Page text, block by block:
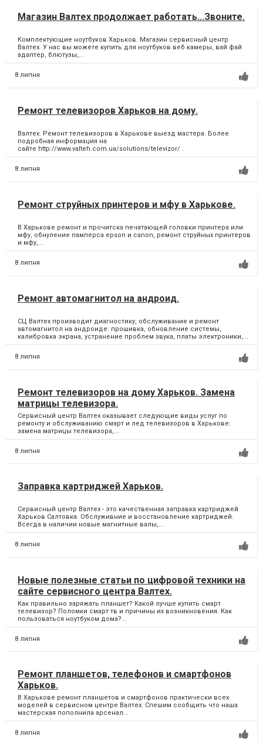
Магазин Валтех продолжает работать...Звоните.
Комплектующие ноутбуков Харьков. Магазин сервисный центр
Валтех. У нас вы можете купить для ноутбуков веб камеры, вай фай
адаптер, блютузы,...
8 липня
Ремонт телевизоров Харьков на дому.
Валтех. Ремонт телевизоров в Харькове выезд мастера. Более
подробная информация на
сайте http://www.valteh.com.ua/solutions/televizor/ .
8 липня
Ремонт струйных принтеров и мфу в Харькове.
В Харькове ремонт и прочитска печатающей головки принтера или
мфу, обнуление памперса epson и canon, ремонт струйных принтеров
и мфу,...
8 липня
Ремонт автомагнитол на андроид.
СЦ Валтех производит диагностику, обслуживание и ремонт
автомагнитол на андроиде: прошивка, обновление системы,
калибровка экрана, устранение проблем звука, платы электроники,...
8 липня
Ремонт телевизоров на дому Харьков. Замена
матрицы телевизора.
Сервисный центр Валтех оказывает следующие виды услуг по
ремонту и обслуживанию смарт и лед телевизоров в Харькове:
замена матрицы телевизора,...
8 липня
Заправка картриджей Харьков.
Сервисный центр Валтех - это качественная заправка картриджей
Харьков Салтовка. Обслуживние и восстановление картриджей.
Всегда в наличии новые магнитные валы,...
8 липня
Новые полезные статьи по цифровой техники на
сайте сервисного центра Валтех.
Как правильно заряжать планшет? Какой лучше купить смарт
телевизор? Поломки смарт тв и причины их возникновения. Как
пользоваться ноутбуком дома?...
8 липня
Ремонт планшетов, телефонов и смартфонов
Харьков.
В Харькове ремонт планшетов и смартфонов практически всех
моделей в сервисном центре Валтех. Спешим сообщить что наша
мастерская пополнила арсенал...
8 липня